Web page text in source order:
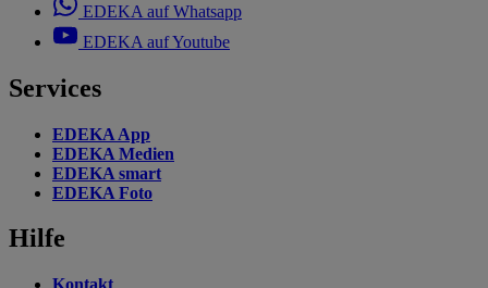
EDEKA auf Whatsapp
EDEKA auf Youtube
Services
EDEKA App
EDEKA Medien
EDEKA smart
EDEKA Foto
Hilfe